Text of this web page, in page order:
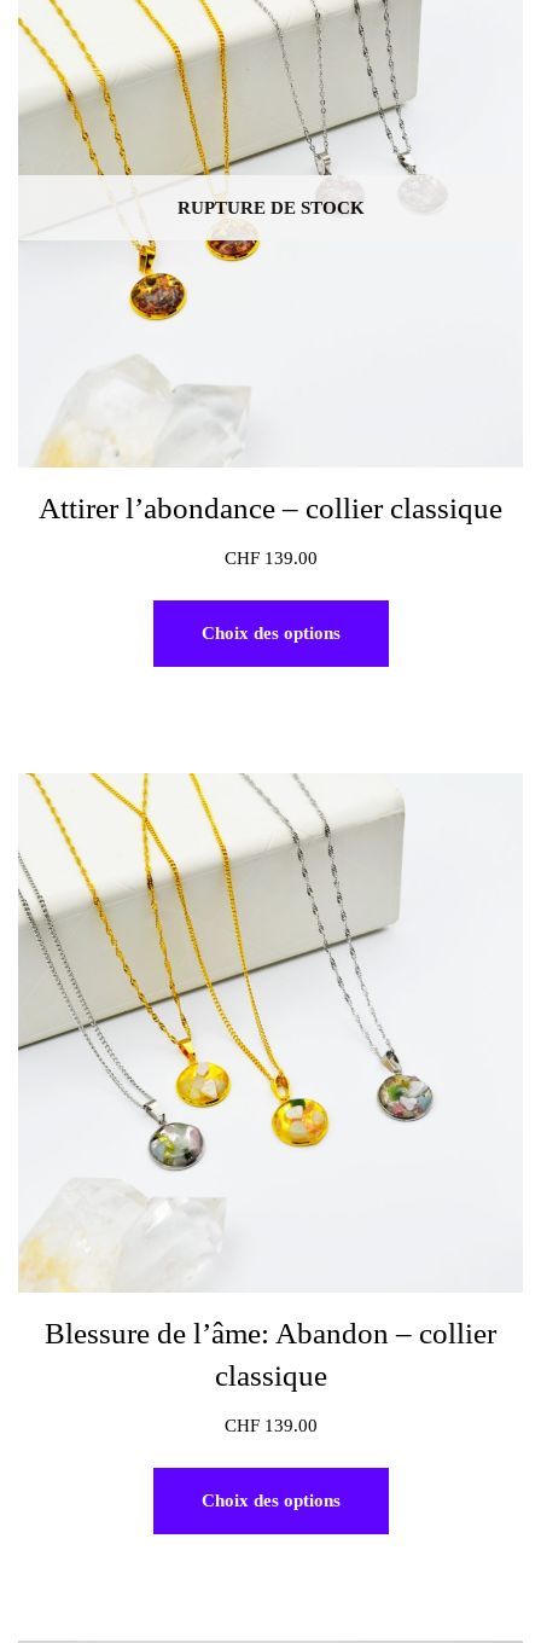
RUPTURE DE STOCK
Attirer l’abondance – collier classique
CHF139.00
Choix des options
Blessure de l’âme: Abandon – collier
classique
CHF139.00
Choix des options